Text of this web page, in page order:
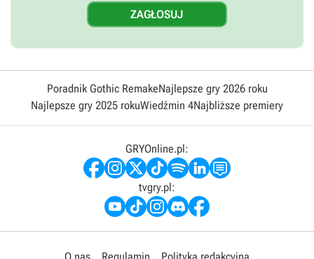
Poradnik Gothic RemakeNajlepsze gry 2026 roku
Najlepsze gry 2025 rokuWiedźmin 4Najbliższe premiery
GRYOnline.pl:
tvgry.pl: